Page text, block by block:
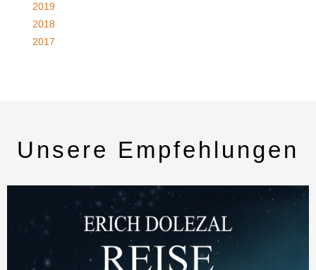
2019
2018
2017
Unsere Empfehlungen